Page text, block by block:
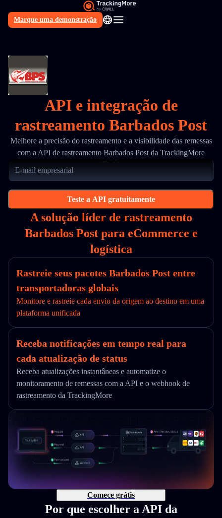
Marque uma demonstração
PT
API e integração de
rastreamento Barbados Post
Melhore a precisão do rastreamento e a visibilidade das remessas
com a API de rastreamento Barbados Post da TrackingMore
Teste a API gratuitamente
A solução líder de rastreamento
Barbados Post para eCommerce e
logística
Rastreie seus pacotes Barbados Post entre
transportadoras globais
Monitore e rastreie cada envio da origem ao destino em uma
plataforma unificada
Receba notificações em tempo real para
cada atualização de status
Receba atualizações instantâneas e automatize o
monitoramento de remessas com a API e o webhook de
rastreamento da TrackingMore
Comece grátis
Por que escolher a API da